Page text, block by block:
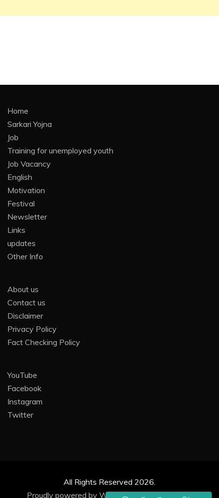
Home
Sarkari Yojna
Job
Training for unemployed youth
Job Vacancy
English
Motivation
Festival
Newsletter
Links
updates
Other Info
About us
Contact us
Disclaimer
Privacy Policy
Fact Checking Policy
YouTube
Facebook
Instagram
Twitter
All Rights Reserved 2026.
Proudly powered by WordPress
| Digital DG